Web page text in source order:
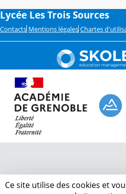
Lycée Les Trois Sources
Contacts Mentions légales Chartes
Ce site utilise des cookies et